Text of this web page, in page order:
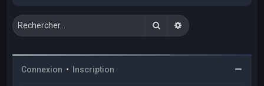
RechercherRecherche avancée
Connexion • Inscription